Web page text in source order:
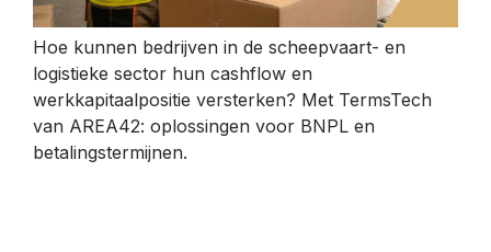
Hoe kunnen bedrijven in de scheepvaart- en
logistieke sector hun cashflow en
werkkapitaalpositie versterken? Met TermsTech
van AREA42: oplossingen voor BNPL en
betalingstermijnen.